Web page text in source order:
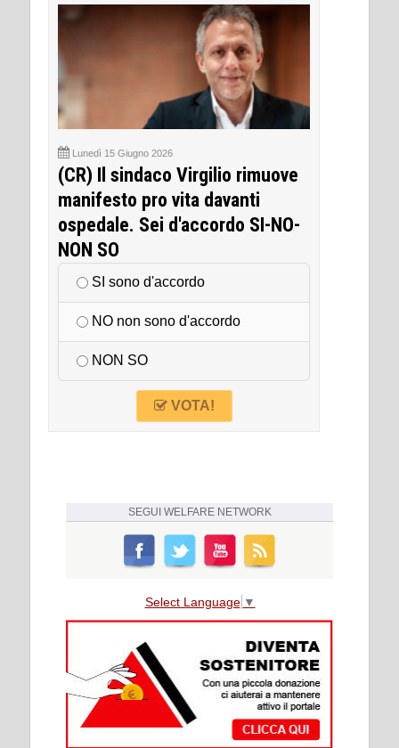
Lunedì 15 Giugno 2026
(CR) Il sindaco Virgilio rimuove
manifesto pro vita davanti
ospedale. Sei d'accordo SI-NO-
NON SO
SI sono d'accordo
NO non sono d'accordo
NON SO
VOTA!
SEGUI WELFARE NETWORK
Select Language ▼